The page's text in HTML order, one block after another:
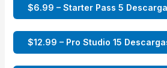
$6.99 – Starter Pass 5
$12.99 – Pro Studio 15